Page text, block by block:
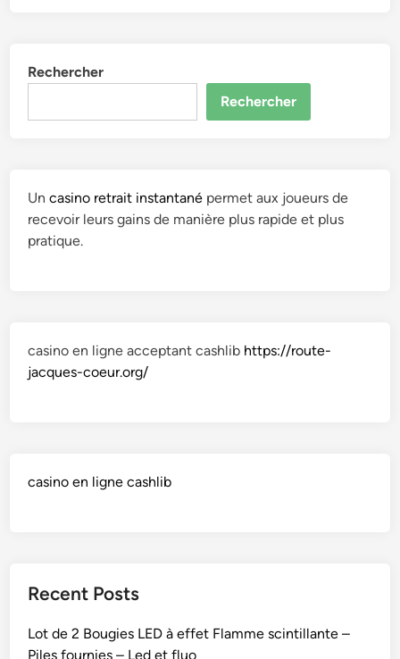
Rechercher
Rechercher
Uncasino retrait instantané permet aux joueurs de
recevoir leurs gains de manière plus rapide et plus
pratique.
casino en ligne acceptant cashlib https://route-
jacques-coeur.org/
casino en ligne cashlib
Recent Posts
Lot de 2 Bougies LED à effet Flamme scintillante –
Piles fournies – Led et fluo